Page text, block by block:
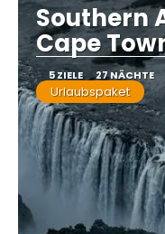
Southern
Cape
5 ZIELE 27 NÄCHTE
Urlaubspaket